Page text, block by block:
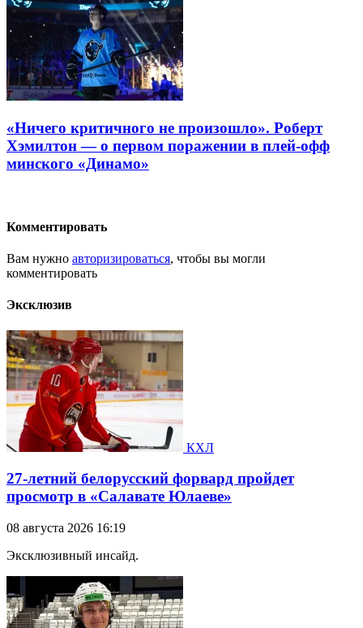
«Ничего критичного не произошло». Роберт
Хэмилтон — о первом поражении в плей-офф
минского «Динамо»
Комментировать
Вам нужно авторизироваться, чтобы вы могли
комментировать
Эксклюзив
КХЛ
27-летний белорусский форвард пройдет
просмотр в «Салавате Юлаеве»
08 августа 2026 16:19
Эксклюзивный инсайд.